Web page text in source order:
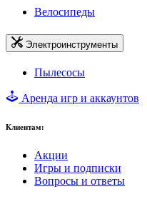
Велосипеды
Электроинструменты
Пылесосы
Аренда игр и аккаунтов
Клиентам:
Акции
Игры и подписки
Вопросы и ответы